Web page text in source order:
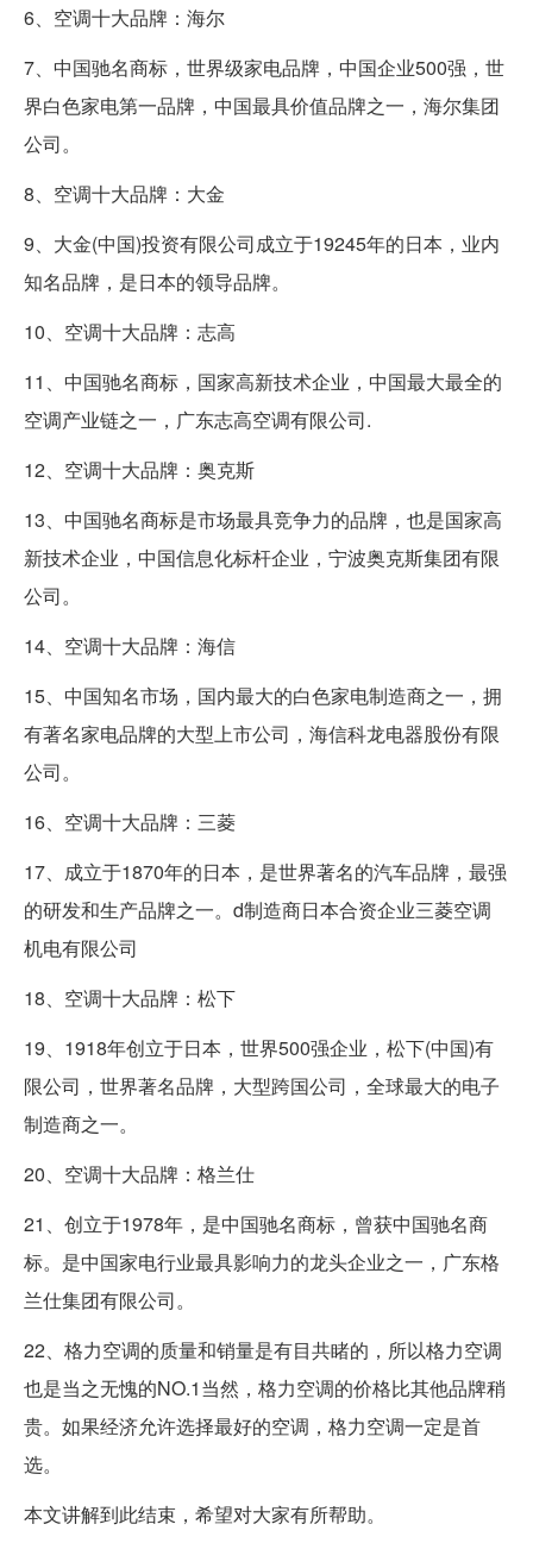
6、空调十大品牌：海尔
7、中国驰名商标，世界级家电品牌，中国企业500强，世
界白色家电第一品牌，中国最具价值品牌之一，海尔集团
公司。
8、空调十大品牌：大金
9、大金(中国)投资有限公司成立于19245年的日本，业内
知名品牌，是日本的领导品牌。
10、空调十大品牌：志高
11、中国驰名商标，国家高新技术企业，中国最大最全的
空调产业链之一，广东志高空调有限公司.
12、空调十大品牌：奥克斯
13、中国驰名商标是市场最具竞争力的品牌，也是国家高
新技术企业，中国信息化标杆企业，宁波奥克斯集团有限
公司。
14、空调十大品牌：海信
15、中国知名市场，国内最大的白色家电制造商之一，拥
有著名家电品牌的大型上市公司，海信科龙电器股份有限
公司。
16、空调十大品牌：三菱
17、成立于1870年的日本，是世界著名的汽车品牌，最强
的研发和生产品牌之一。d制造商日本合资企业三菱空调
机电有限公司
18、空调十大品牌：松下
19、1918年创立于日本，世界500强企业，松下(中国)有
限公司，世界著名品牌，大型跨国公司，全球最大的电子
制造商之一。
20、空调十大品牌：格兰仕
21、创立于1978年，是中国驰名商标，曾获中国驰名商
标。是中国家电行业最具影响力的龙头企业之一，广东格
兰仕集团有限公司。
22、格力空调的质量和销量是有目共睹的，所以格力空调
也是当之无愧的NO.1当然，格力空调的价格比其他品牌稍
贵。如果经济允许选择最好的空调，格力空调一定是首
选。
本文讲解到此结束，希望对大家有所帮助。